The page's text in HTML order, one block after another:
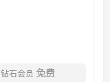
钻石会员 免费